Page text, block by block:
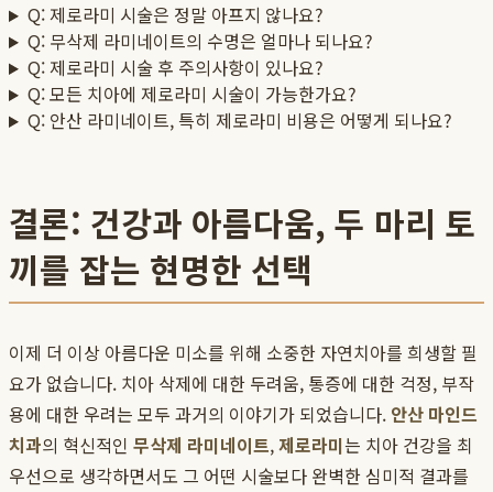
Q: 제로라미 시술은 정말 아프지 않나요?
Q: 무삭제 라미네이트의 수명은 얼마나 되나요?
Q: 제로라미 시술 후 주의사항이 있나요?
Q: 모든 치아에 제로라미 시술이 가능한가요?
Q: 안산 라미네이트, 특히 제로라미 비용은 어떻게 되나요?
결론: 건강과 아름다움, 두 마리 토
끼를 잡는 현명한 선택
이제 더 이상 아름다운 미소를 위해 소중한 자연치아를 희생할 필
요가 없습니다. 치아 삭제에 대한 두려움, 통증에 대한 걱정, 부작
용에 대한 우려는 모두 과거의 이야기가 되었습니다. 안산 마인드
치과의 혁신적인 무삭제 라미네이트,제로라미는 치아 건강을 최
우선으로 생각하면서도 그 어떤 시술보다 완벽한 심미적 결과를